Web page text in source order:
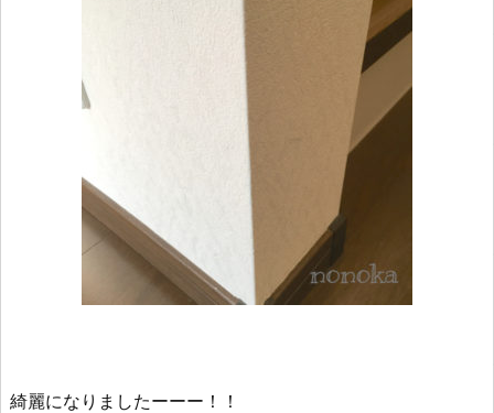
綺麗になりましたーーー！！